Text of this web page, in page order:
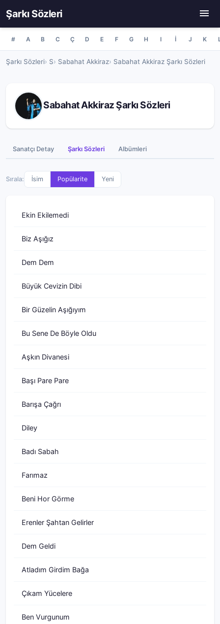
Şarkı Sözleri
# A B C Ç D E F G H I İ J K
Şarkı Sözleri S Sabahat Akkiraz Sabahat Akkiraz Şarkı Sözleri
Sabahat Akkiraz Şarkı Sözleri
Sanatçı Detay Şarkı Sözleri Albümleri
Sırala: İsim Popülarite Yeni
Ekin Ekilemedi
Biz Aşığız
Dem Dem
Büyük Cevizin Dibi
Bir Güzelin Aşığıyım
Bu Sene De Böyle Oldu
Aşkın Divanesi
Başı Pare Pare
Barışa Çağrı
Diley
Badı Sabah
Farımaz
Beni Hor Görme
Erenler Şahtan Gelirler
Dem Geldi
Atladım Girdim Bağa
Çıkam Yücelere
Ben Vurgunum